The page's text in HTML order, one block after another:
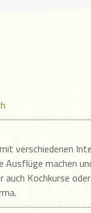
verschiedenen
machen
Kochkurse